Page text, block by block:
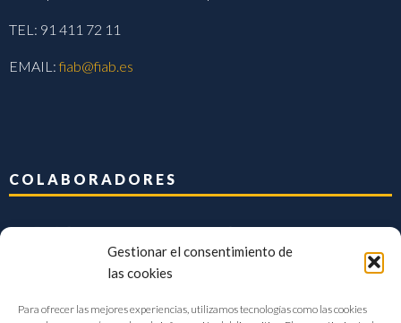
Gestionar el consentimiento de
las cookies
Para ofrecer las mejores experiencias, utilizamos tecnologías como las cookies
TEL: 91 411 72 11
EMAIL:fiab@fiab.es
COLABORADORES